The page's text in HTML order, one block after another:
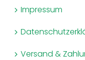
Impressum
Versand &